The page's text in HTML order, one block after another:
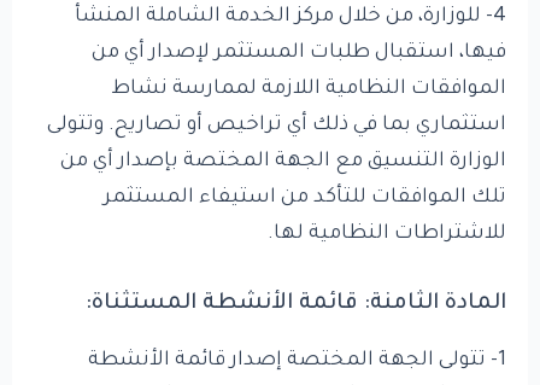
4- للوزارة، من خلال مركز الخدمة الشاملة المنشأ
فيها، استقبال طلبات المستثمر لإصدار أي من
الموافقات النظامية اللازمة لممارسة نشاط
استثماري بما في ذلك أي تراخيص أو تصاريح. وتتولى
الوزارة التنسيق مع الجهة المختصة بإصدار أي من
تلك الموافقات للتأكد من استيفاء المستثمر
للاشتراطات النظامية لها.
المادة الثامنة: قائمة الأنشطة المستثناة:
1- تتولى الجهة المختصة إصدار قائمة الأنشطة